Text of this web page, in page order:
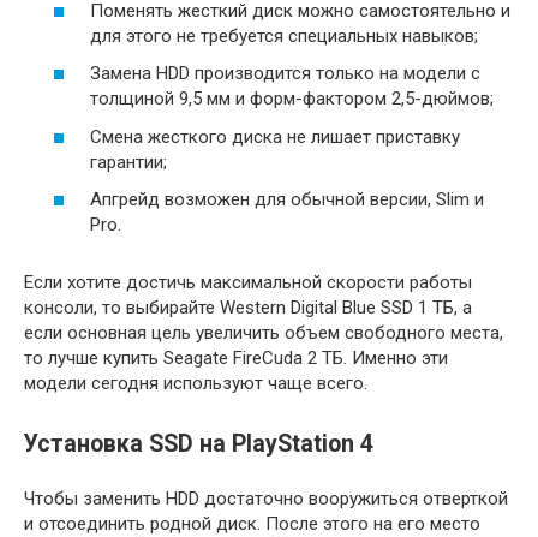
Поменять жесткий диск можно самостоятельно и
для этого не требуется специальных навыков;
Замена HDD производится только на модели с
толщиной 9,5 мм и форм-фактором 2,5-дюймов;
Смена жесткого диска не лишает приставку
гарантии;
Апгрейд возможен для обычной версии, Slim и
Pro.
Если хотите достичь максимальной скорости работы
консоли, то выбирайте Western Digital Blue SSD 1 ТБ, а
если основная цель увеличить объем свободного места,
то лучше купить Seagate FireCuda 2 ТБ. Именно эти
модели сегодня используют чаще всего.
Установка SSD на PlayStation 4
Чтобы заменить HDD достаточно вооружиться отверткой
и отсоединить родной диск. После этого на его место